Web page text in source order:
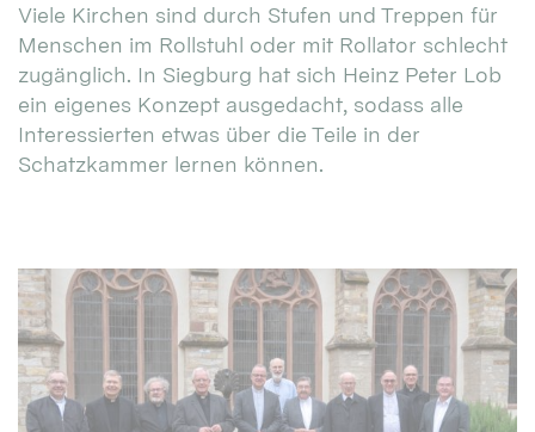
Viele Kirchen sind durch Stufen und Treppen für
Menschen im Rollstuhl oder mit Rollator schlecht
zugänglich. In Siegburg hat sich Heinz Peter Lob
ein eigenes Konzept ausgedacht, sodass alle
Interessierten etwas über die Teile in der
Schatzkammer lernen können.